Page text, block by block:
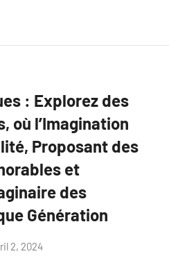
: Explorez des
où l’Imagination
Proposant des
et
des
Génération
2, 2024